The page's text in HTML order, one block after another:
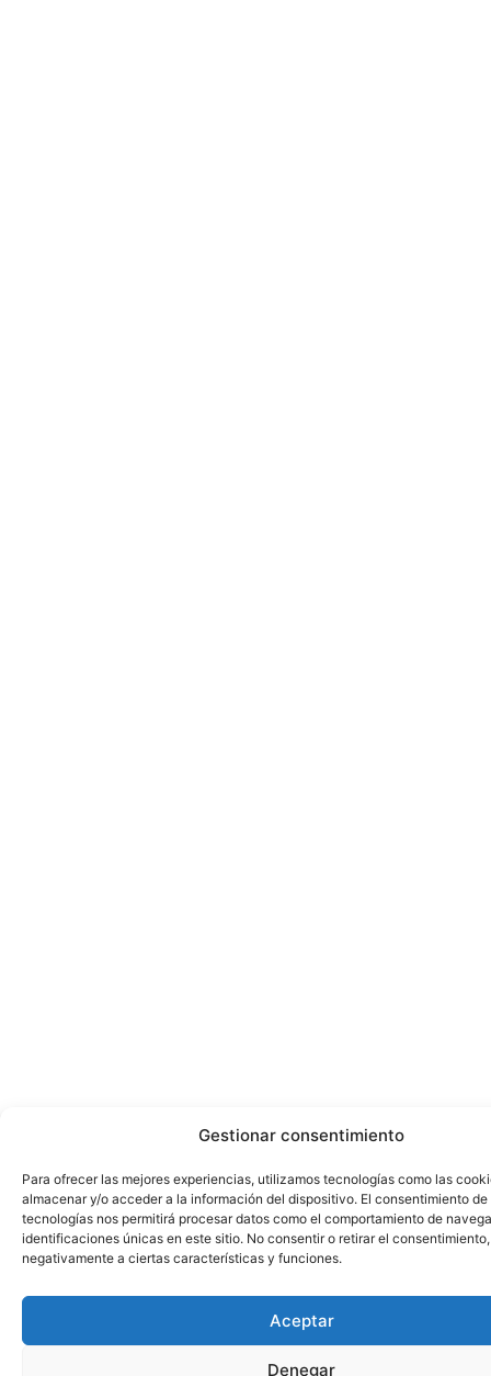
Gestionar consentimiento
Para ofrecer las mejores experiencias, utilizamos tecnologías como las
almacenar y/o acceder a la información del dispositivo. El consentimiento de
tecnologías nos permitirá procesar datos como el comportamiento de
identificaciones únicas en este sitio. No consentir o retirar el
negativamente a ciertas características y funciones.
Aceptar
Denegar